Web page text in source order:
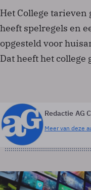
Het College tarieven
heeft spelregels en
opgesteld voor
Dat heeft het
Redactie AG
Meer van deze